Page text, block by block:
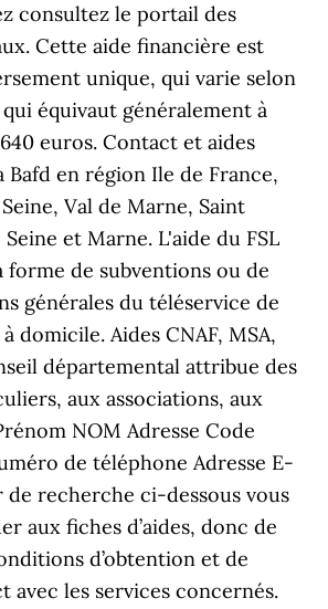
consultez le portail des
Cette aide financière est
unique, qui varie selon
équivaut généralement à
euros. Contact et aides
Bafd en région Ile de France,
Val de Marne, Saint
Seine et Marne. L'aide du FSL
de subventions ou de
générales du téléservice de
à domicile. Aides CNAF, MSA,
départemental attribue des
aux associations, aux
NOM Adresse Code
de téléphone Adresse E-
de recherche ci-dessous vous
aux fiches d’aides, donc de
d’obtention et de
avec les services concernés.